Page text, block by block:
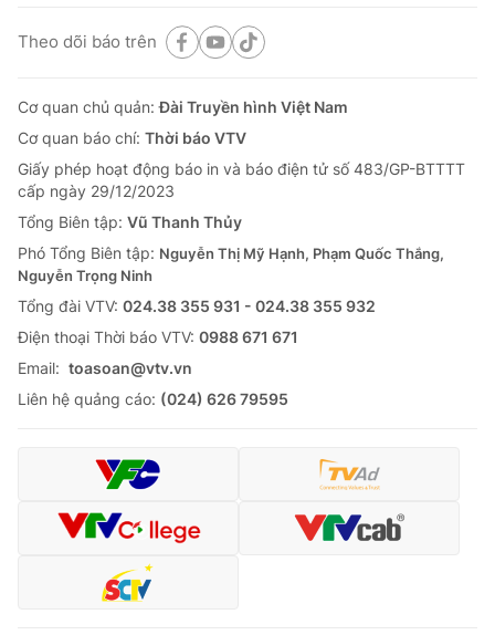
Theo dõi báo trên
Cơ quan chủ quản:Đài Truyền hình Việt Nam
Cơ quan báo chí: Thời báo VTV
Giấy phép hoạt động báo in và báo điện tử số 483/GP-BTTTT
cấp ngày 29/12/2023
Tổng Biên tập: Vũ Thanh Thủy
Phó Tổng Biên tập: Nguyễn Thị Mỹ Hạnh, Phạm Quốc Thắng,
Nguyễn Trọng Ninh
Tổng đài VTV: 024.38 355 931 - 024.38 355 932
Ðiện thoại Thời báo VTV: 0988 671 671
Email: toasoan@vtv.vn
Liên hệ quảng cáo: (024) 626 79595